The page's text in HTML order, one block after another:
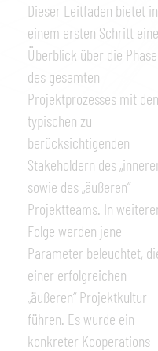
Dieser Leitfaden bietet in
einem ersten Schritt
Überblick über die
des gesamten
Projektprozesses mit den
typischen zu
berücksichtigenden
Stakeholdern des
sowie des „äußeren“
Projektteams. In
Folge werden jene
Parameter beleuchtet,
einer erfolgreichen
„äußeren“ Projektkultur
führen. Es wurde ein
konkreter Kooperations-